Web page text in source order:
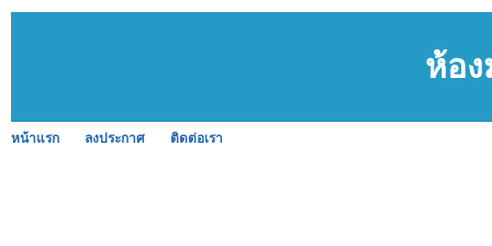
ห้อ
หน้าแรก ลงประกาศ ติดต่อเรา